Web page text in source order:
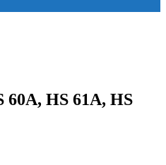
HS 61A, HS